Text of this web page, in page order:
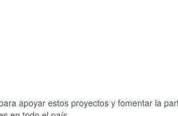
apoyar estos proyectos y fomentar la